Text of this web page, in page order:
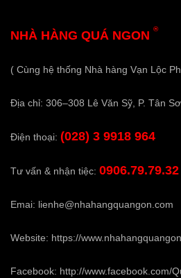
NHÀ HÀNG QUÁ NGON ®
( Cùng hệ thống Nhà hàng Vạn Lộc
Địa chỉ: 306–308 Lê Văn Sỹ, P. Tân
Điện thoại: (028) 3 9918 964
Tư vấn & nhận tiệc: 0906.79.79.32
Emai: lienhe@nhahangquangon.com
Website: https://
Facebook: http://www.facebook.com/